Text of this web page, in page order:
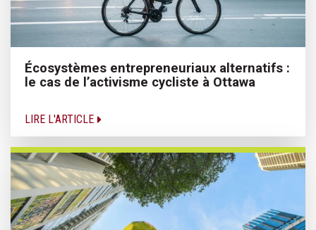
Écosystèmes entrepreneuriaux alternatifs :
le cas de l’activisme cycliste à Ottawa
LIRE L'ARTICLE